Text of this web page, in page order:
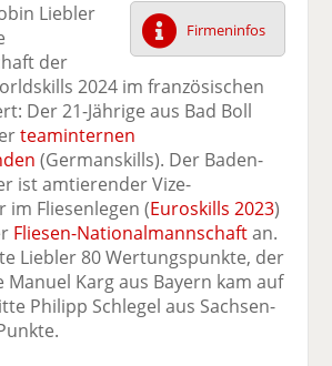
uf
F
ac
e
b
o
k
te
il
e
n
wi
tt
er
n
uf
Li
n
k
e
n
il
e
n
er
E
m
ai
l
er
n
d
e
n
ck
e
n
Firmeninfos
Liebler
der
2024 im französischen
Der 21-Jährige aus Bad Boll
teaminternen
(Germanskills). Der Baden-
ist amtierender Vize-
im Fliesenlegen (Euroskills 2023)
Fliesen-Nationalmannschaftan.
Liebler 80 Wertungspunkte, der
Karg aus Bayern kam auf
Philipp Schlegel aus Sachsen-